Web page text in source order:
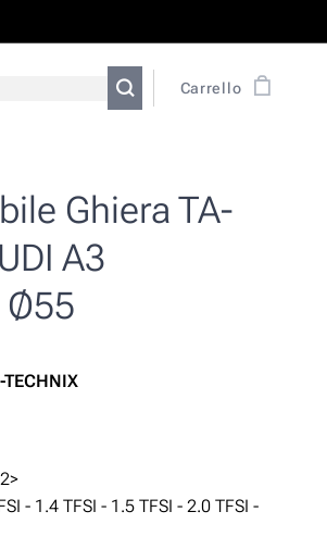
Carrello
Ghiera TA-
A3
Ø55
- 1.4 TFSI - 1.5 TFSI - 2.0 TFSI -